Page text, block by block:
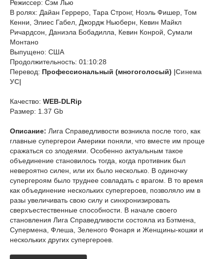
Режиссер: Сэм Лью
В ролях: Дайан Герреро, Тара Стронг, Ноэль Фишер, Том
Кенни, Элиес Габел, Джордж Ньюберн, Кевин Майкл
Ричардсон, Даниэла Бобадилла, Кевин Конрой, Сумали
Монтано
Выпущено: США
Продолжительность: 01:10:28
Перевод: Профессиональный (многоголосый) |Синема
УС|
Качество: WEB-DLRip
Размер: 1.37 Gb
Описание: Лига Справедливости возникла после того, как
главные супергерои Америки поняли, что вместе им проще
сражаться со злодеями. Особенно актуальным такое
объединение становилось тогда, когда противник был
невероятно силен, или их было несколько. В одиночку
супергероям было труднее совладать с врагом. В то время
как объединение нескольких супергероев, позволяло им в
разы увеличивать свою силу и синхронизировать
сверхъестественные способности. В начале своего
становления Лига Справедливости состояла из Бэтмена,
Супермена, Флеша, Зеленого Фонаря и Женщины-кошки и
нескольких других супергероев.